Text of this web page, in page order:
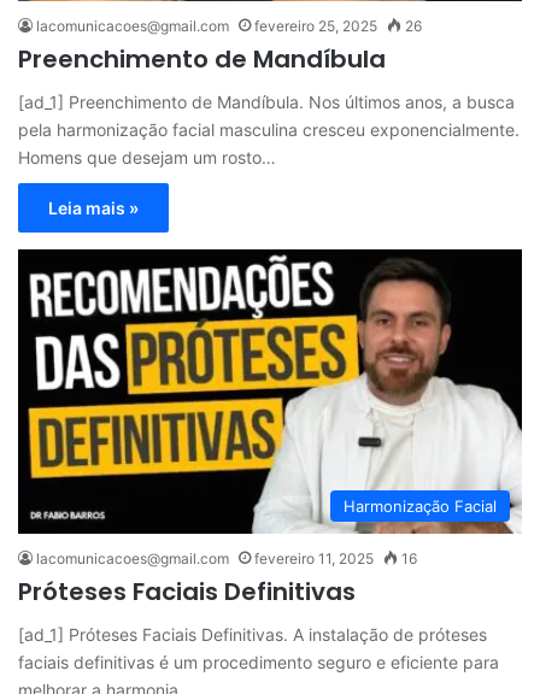
lacomunicacoes@gmail.com fevereiro 25, 2025 26
Preenchimento de Mandíbula
[ad_1] Preenchimento de Mandíbula. Nos últimos anos, a busca
pela harmonização facial masculina cresceu exponencialmente.
Homens que desejam um rosto…
Leia mais »
Harmonização Facial
lacomunicacoes@gmail.com fevereiro 11, 2025 16
Próteses Faciais Definitivas
[ad_1] Próteses Faciais Definitivas. A instalação de próteses
faciais definitivas é um procedimento seguro e eficiente para